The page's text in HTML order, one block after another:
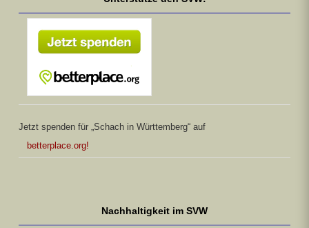
Jetzt spenden für „Schach in Württemberg“ auf
betterplace.org!
Nachhaltigkeit im SVW